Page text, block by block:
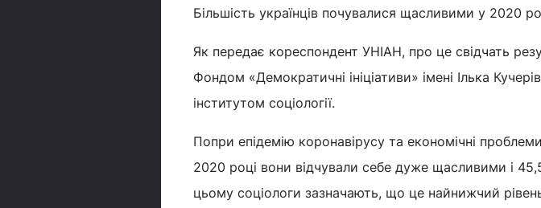
Більшість українців почувалися щасливими у 2020
Як передає кореспондент УНІАН, про це свідчать
Фондом «Демократичні ініціативи» імені Ілька
інститутом соціології.
Попри епідемію коронавірусу та економічні
2020 році вони відчували себе дуже щасливими і
цьому соціологи зазначають, що це найнижчий